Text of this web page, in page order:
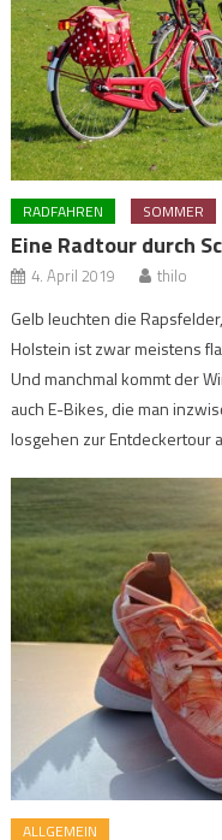
RADFAHREN SOMMER
Eine Radtour durch
4. April 2019 thilo
Gelb leuchten die
Holstein ist zwar meistens
Und manchmal kommt der
auch E-Bikes, die man
losgehen zur Entdeckertour
ALLGEMEIN